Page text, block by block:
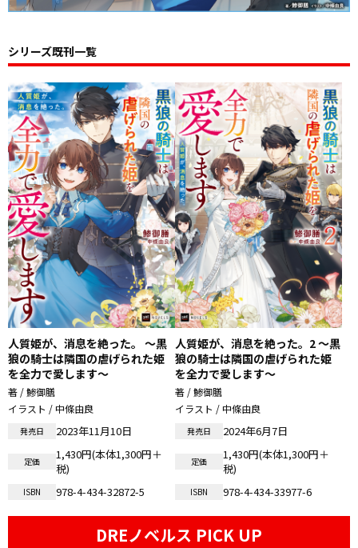
シリーズ既刊一覧
人質姫が、消息を絶った。 ～黒
狼の騎士は隣国の虐げられた姫
を全力で愛します～
著 / 鯵御膳
イラスト / 中條由良
発売日 2023年11月10日
定価
1,430円(本体1,300円＋
税)
ISBN 978-4-434-32872-5
人質姫が、消息を絶った。2 ～黒
狼の騎士は隣国の虐げられた姫
を全力で愛します～
著 / 鯵御膳
イラスト / 中條由良
発売日 2024年6月7日
定価
1,430円(本体1,300円＋
税)
ISBN 978-4-434-33977-6
DREノベルス PICK UP